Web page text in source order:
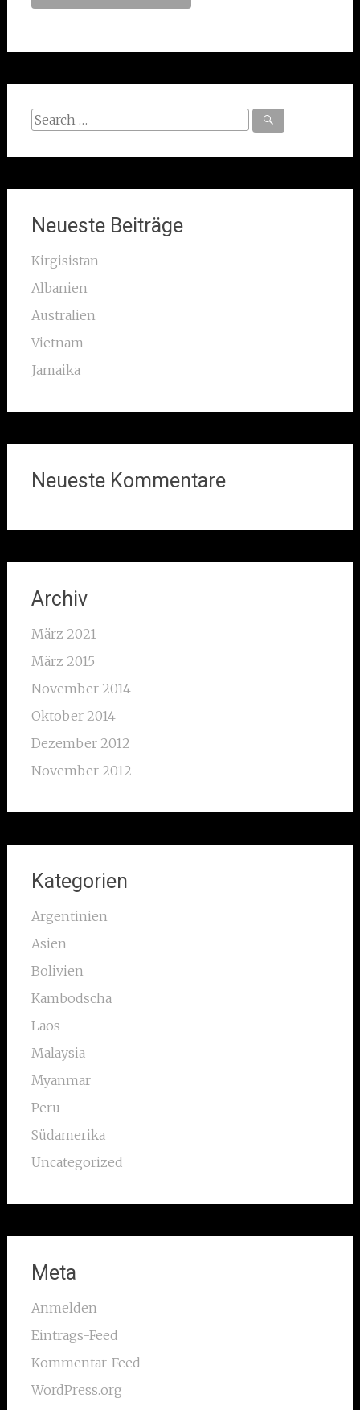
Search
Neueste Beiträge
Kirgisistan
Albanien
Australien
Vietnam
Jamaika
Neueste Kommentare
Archiv
März 2021
März 2015
November 2014
Oktober 2014
Dezember 2012
November 2012
Kategorien
Argentinien
Asien
Bolivien
Kambodscha
Laos
Malaysia
Myanmar
Peru
Südamerika
Uncategorized
Meta
Anmelden
Eintrags-Feed
Kommentar-Feed
WordPress.org